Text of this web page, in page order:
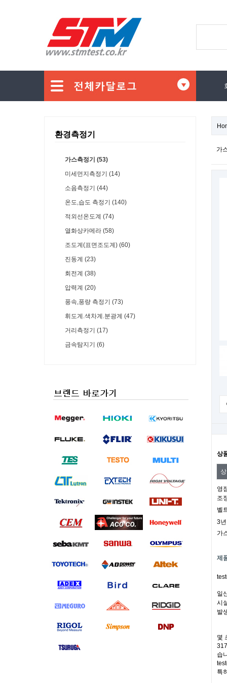
환경측정기
가스측정기 (53)
미세먼지측정기 (14)
소음측정기 (44)
온도,습도 측정기 (140)
적외선온도계 (74)
열화상카메라 (58)
조도계(표면조도계) (60)
진동계 (23)
회전계 (38)
압력계 (20)
풍속,풍량 측정기 (73)
휘도계.색차계.분광계 (47)
거리측정기 (17)
금속탐지기 (6)
가
상
영
조
벨
3
가
제
일
시
발
몇
습
특